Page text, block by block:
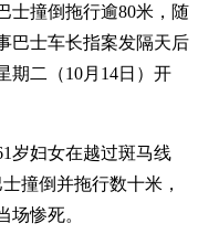
士撞倒拖行逾80米，随
巴士车长指案发隔天后
期二（10月14日）开
岁妇女在越过斑马线
撞倒并拖行数十米，
场惨死。